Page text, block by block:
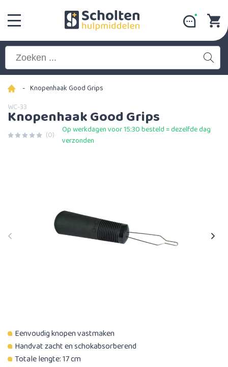
- Knopenhaak Good Grips
WC-33
Knopenhaak Good Grips
(0)
Op werkdagen voor 15:30 besteld = dezelfde dag
verzonden
Eenvoudig knopen vastmaken
Handvat zacht en schokabsorberend
Totale lengte: 17 cm